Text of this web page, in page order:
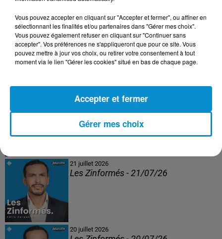
23 juillet 2026
Les Zinformés - 23/07/26
22 juillet 2026
Les Zinformés - 22/07/26
21 juillet 2026
Les Zinformés - 21/07/26
20 juillet 2026
Vous pouvez accepter en cliquant sur "Accepter et fermer", ou affiner en
sélectionnant les finalités et/ou partenaires dans "Gérer mes choix".
Vous pouvez également refuser en cliquant sur "Continuer sans
accepter". Vos préférences ne s'appliqueront que pour ce site. Vous
pouvez mettre à jour vos choix, ou retirer votre consentement à tout
moment via le lien "Gérer les cookies" situé en bas de chaque page.
Gérer mes choix
Accepter et fermer